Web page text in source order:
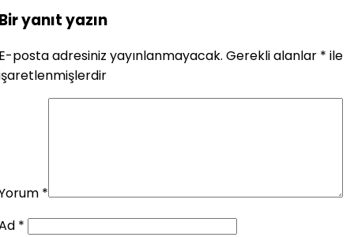
yanıt yazın
posta adresiniz yayınlanmayacak. Gerekli alanlar * ile
*
*